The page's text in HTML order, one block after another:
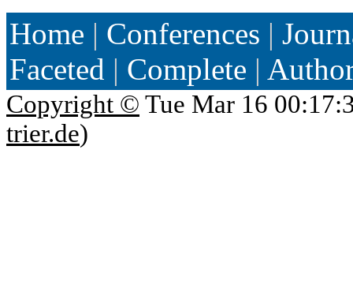
Home | Conferences |
Faceted | Complete |
Copyright © Tue Mar 16
trier.de)